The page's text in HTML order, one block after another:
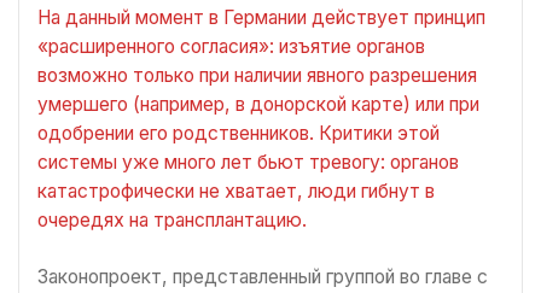
На данный момент в Германии действует принцип
«расширенного согласия»: изъятие органов
возможно только при наличии явного разрешения
умершего (например, в донорской карте) или при
одобрении его родственников. Критики этой
системы уже много лет бьют тревогу: органов
катастрофически не хватает, люди гибнут в
очередях на трансплантацию.
Законопроект, представленный группой во главе с